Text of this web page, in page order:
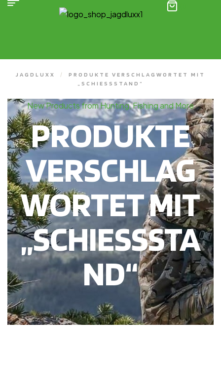
JAGDLUXX /
PRODUKTE VERSCHLAGWORTET MIT
„SCHIESSSTAND“
New Products from Hunting, Fishing and More
PRODUKTE
VERSCHLAG
WORTET MIT
„SCHIESSSTAN
D“